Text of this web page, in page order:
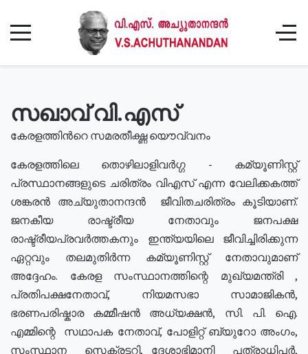
സഖാവ് വി.എസ്
കേരളത്തിൻറെ സമരതീക്ഷ്ണ യൌവ്വനം
കേരളത്തിലെ തൊഴിലാളിവർഗ്ഗ - കമ്യൂണിസ്റ്റ്
പ്രസ്ഥാനങ്ങളുടെ ചരിത്രം വിഎസ് എന്ന വേലിക്കകത്ത്
ശങ്കരൻ അച്യുതാനന്ദൻ ജീവിതചരിത്രം കൂടിയാണ്.
ജനകീയ രാഷ്ട്രീയ നേതാവും ജനപക്ഷ
രാഷ്ട്രീയപ്രവർത്തകനും ഇന്ത്യയിലെ ജീവിച്ചിരിക്കുന്ന
ഏറ്റവും തലമുതിർന്ന കമ്യൂണിസ്റ്റ് നേതാവുമാണ്
അദ്ദേഹം. കേരള സംസ്ഥാനത്തിന്റെ മുഖ്യമന്ത്രി ,
പ്രതിപക്ഷനേതാവ്, നിയമസഭാ സാമാജികൻ,
ഭരണപരിഷ്കാര കമ്മീഷൻ അധ്യക്ഷൻ, സി. പി. ഐ.
എമ്മിന്റെ സഥാപക നേതാവ്, പോളിറ്റ് ബ്യുറോ അംഗം,
സംസ്ഥാന സെക്രട്ടറി, ദേശാഭിമാനി പത്രാധിപർ,